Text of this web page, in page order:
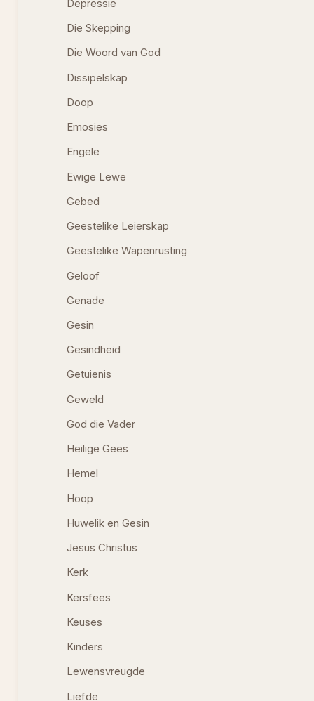
Depressie
Die Skepping
Die Woord van God
Dissipelskap
Doop
Emosies
Engele
Ewige Lewe
Gebed
Geestelike Leierskap
Geestelike Wapenrusting
Geloof
Genade
Gesin
Gesindheid
Getuienis
Geweld
God die Vader
Heilige Gees
Hemel
Hoop
Huwelik en Gesin
Jesus Christus
Kerk
Kersfees
Keuses
Kinders
Lewensvreugde
Liefde